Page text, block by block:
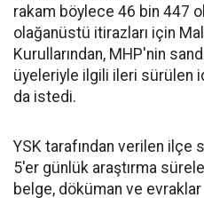
rakam böylece 46 bin 447
olağanüstü itirazları için
Kurullarından, MHP'nin
üyeleriyle ilgili ileri sürülen
da istedi.
YSK tarafından verilen ilçe
5'er günlük araştırma
belge, döküman ve